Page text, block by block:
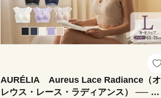
AURÉLIA Aureus Lace Radiance（オ
レウス・レース・ラディアンス） ── 木